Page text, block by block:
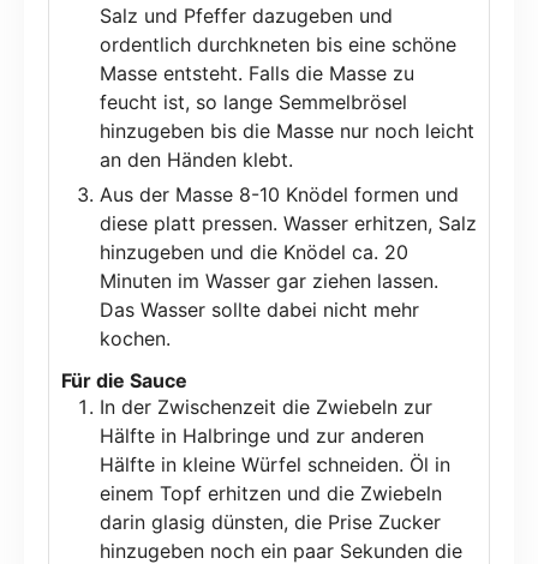
Salz und Pfeffer dazugeben und
ordentlich durchkneten bis eine schöne
Masse entsteht. Falls die Masse zu
feucht ist, so lange Semmelbrösel
hinzugeben bis die Masse nur noch leicht
an den Händen klebt.
Aus der Masse 8-10 Knödel formen und
diese platt pressen. Wasser erhitzen, Salz
hinzugeben und die Knödel ca. 20
Minuten im Wasser gar ziehen lassen.
Das Wasser sollte dabei nicht mehr
kochen.
Für die Sauce
In der Zwischenzeit die Zwiebeln zur
Hälfte in Halbringe und zur anderen
Hälfte in kleine Würfel schneiden. Öl in
einem Topf erhitzen und die Zwiebeln
darin glasig dünsten, die Prise Zucker
hinzugeben noch ein paar Sekunden die